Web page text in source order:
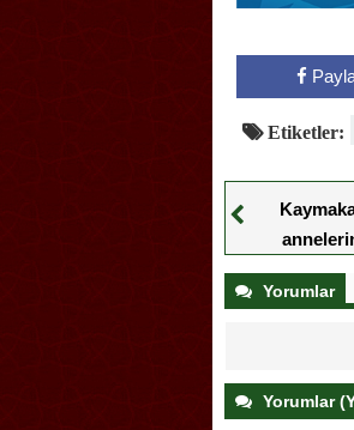
Etiketler:
Yorumlar
Yorumlar